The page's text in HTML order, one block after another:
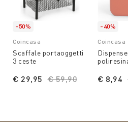
-50%
Coincasa
Scaffale portaoggetti
3 ceste
Price reduced from
€ 59,90
€ 29,95
-40%
Coincasa
€ 8,94